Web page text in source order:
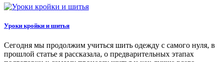
Уроки кройки и шитья
Сегодня мы продолжим учиться шить одежду с самого нуля, в
прошлой статье я рассказала, о предварительных этапах